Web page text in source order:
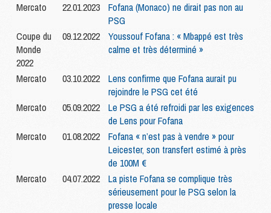
Mercato
22.01.2023
Fofana (Monaco) ne dirait pas non au
PSG
Coupe du
Monde
2022
09.12.2022
Youssouf Fofana : « Mbappé est très
calme et très déterminé »
Mercato 03.10.2022
Lens confirme que Fofana aurait pu
rejoindre le PSG cet été
Mercato
05.09.2022
Le PSG a été refroidi par les exigences
de Lens pour Fofana
Mercato
01.08.2022
Fofana « n’est pas à vendre » pour
Leicester, son transfert estimé à près
de 100M €
Mercato
04.07.2022
La piste Fofana se complique très
sérieusement pour le PSG selon la
presse locale